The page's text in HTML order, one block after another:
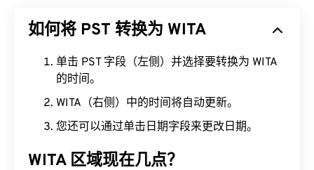
如何将 PST 转换为 WITA
单击 PST 字段（左侧）并选择要转换为 WITA
的时间。
WITA（右侧）中的时间将自动更新。
您还可以通过单击日期字段来更改日期。
WITA 区域现在几点？